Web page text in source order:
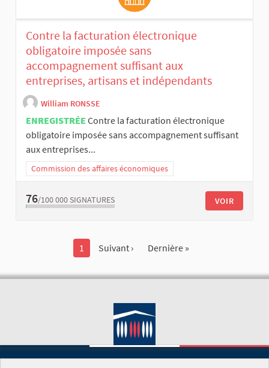
Contre la facturation électronique
obligatoire imposée sans
accompagnement suffisant aux
entreprises, artisans et indépendants
William RONSSE
ENREGISTRÉE Contre la facturation électronique
obligatoire imposée sans accompagnement suffisant
aux entreprises...
Commission des affaires économiques
76/100 000 SIGNATURES VOIR
1 Suivant › Dernière »